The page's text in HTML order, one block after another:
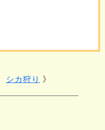
シカ狩り